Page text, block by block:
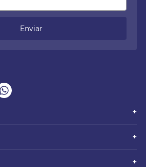
Enviar
+
+
+